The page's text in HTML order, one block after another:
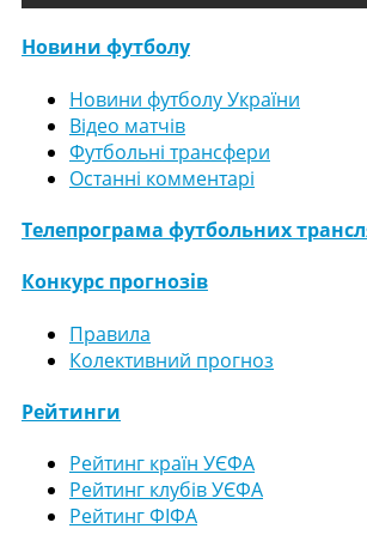
Новини футболу
Новини футболу України
Відео матчів
Футбольні трансфери
Останні комментарі
Телепрограма футбольних
Конкурс прогнозів
Правила
Колективний прогноз
Рейтинги
Рейтинг країн УЄФА
Рейтинг клубів УЄФА
Рейтинг ФІФА